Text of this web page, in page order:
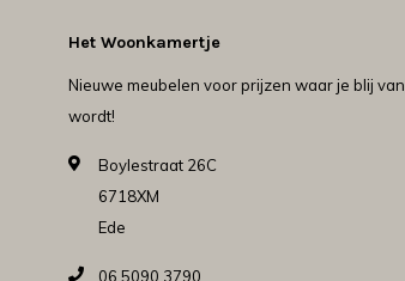
Het Woonkamertje
Nieuwe meubelen voor prijzen waar je blij van
wordt!
Boylestraat 26C
6718XM
Ede
06 5090 3790